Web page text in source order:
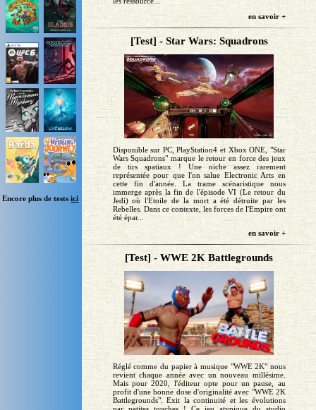
Encore plus de testsici
en savoir +
[Test] - Star Wars: Squadrons
Disponible sur PC, PlayStation4 et Xbox ONE, "Star
Wars Squadrons" marque le retour en force des jeux
de tirs spatiaux ! Une niche assez rarement
représentée pour que l'on salue Electronic Arts en
cette fin d'année. La trame scénaristique nous
immerge après la fin de l'épisode VI (Le retour du
Jedi) où l'Etoile de la mort a été détruite par les
Rebelles. Dans ce contexte, les forces de l'Empire ont
été épar...
en savoir +
[Test] - WWE 2K Battlegrounds
Réglé comme du papier à musique "WWE 2K" nous
revient chaque année avec un nouveau millésime.
Mais pour 2020, l'éditeur opte pour un pause, au
profit d'une bonne dose d'originalité avec "WWE 2K
Battlegrounds". Exit la continuité et les évolutions